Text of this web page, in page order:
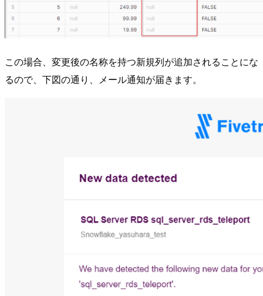
この場合、変更後の名称を持つ新規列が追加されることにな
るので、下図の通り、メール通知が届きます。